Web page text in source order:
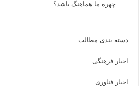
چهره ما هماهنگ باشد؟
دسته بندی مطالب
اخبار فرهنگی
اخبار فناوری